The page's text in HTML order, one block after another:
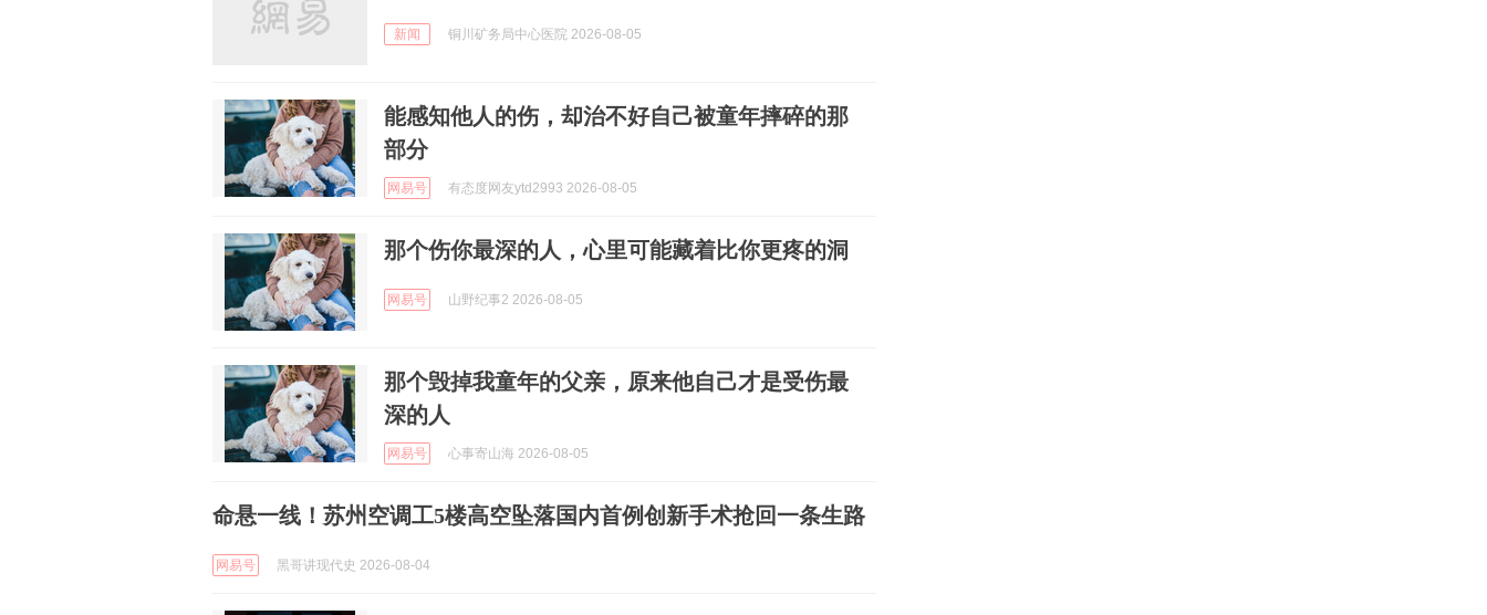
新闻 铜川矿务局中心医院 2026-08-05
能感知他人的伤，却治不好自己被童年摔碎的那
部分
网易号 有态度网友ytd2993 2026-08-05
那个伤你最深的人，心里可能藏着比你更疼的洞
网易号 山野纪事2 2026-08-05
那个毁掉我童年的父亲，原来他自己才是受伤最
深的人
网易号 心事寄山海 2026-08-05
命悬一线！苏州空调工5楼高空坠落国内首例创新手术抢回一条生路
网易号 黑哥讲现代史 2026-08-04